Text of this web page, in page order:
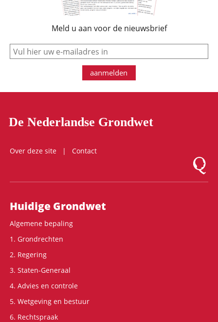
Meld u aan voor de nieuwsbrief
e-mail
aanmelden
De Nederlandse Grondwet
Over deze site
Contact
Logo
Hoofdnavigatie
Huidige Grondwet
Algemene bepaling
1. Grondrechten
2. Regering
3. Staten-Generaal
4. Advies en controle
5. Wetgeving en bestuur
6. Rechtspraak